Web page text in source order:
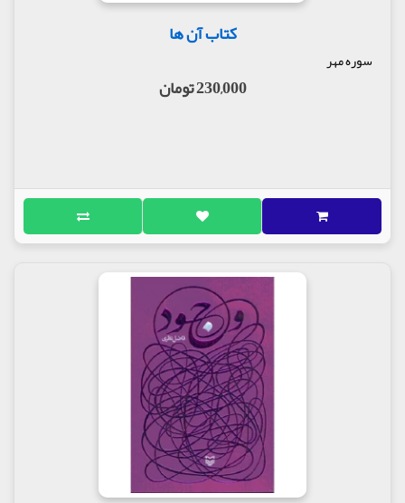
کتاب آن ها
سوره مهر
230,000 تومان